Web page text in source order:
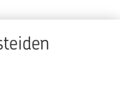
Yrityselämä